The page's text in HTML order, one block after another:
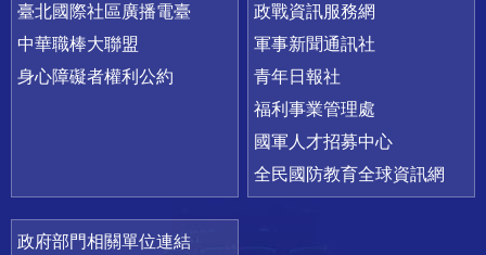
臺北國際社區廣播電臺
中華職棒大聯盟
身心障礙者權利公約
政戰資訊服務網
軍事新聞通訊社
青年日報社
福利事業管理處
國軍人才招募中心
全民國防教育全球資訊網
政府部門相關單位連結